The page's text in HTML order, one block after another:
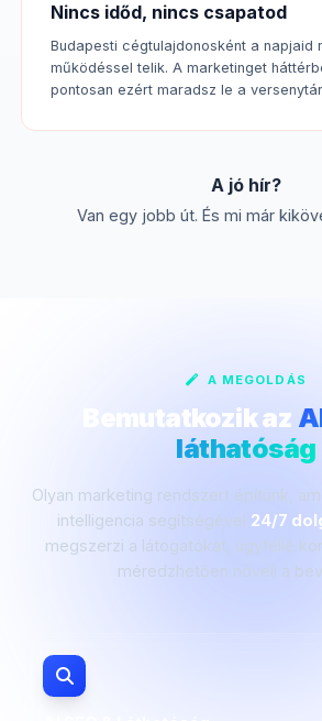
Nincs időd, nincs csapatod
Budapesti cégtulajdonosként a napjaid
működéssel telik. A marketinget
pontosan ezért maradsz le a
A jó hír?
Van egy jobb út. És mi már
A MEGOLDÁS
Bemutatkozik az
láthatóság
Olyan marketing rendszert építünk,
intelligencia segítségével 24/7
megszerzi a látogatókat, ügyféllé
méredzhetően növeli a